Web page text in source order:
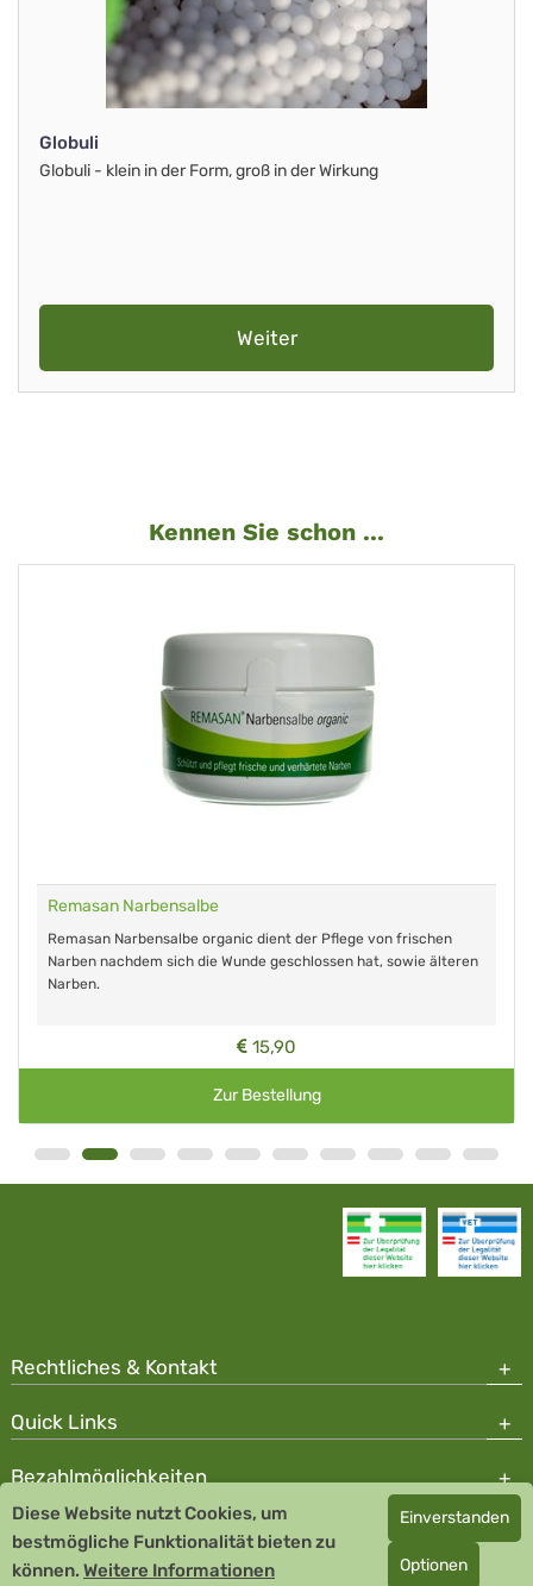
Globuli
Globuli - klein in der Form, groß in der Wirkung
Weiter
Kennen Sie schon ...
Remasan Narbensalbe
Remasan Narbensalbe organic dient der Pflege von frischen
Narben nachdem sich die Wunde geschlossen hat, sowie älteren
Narben.
15,90
Zur Bestellung
Rechtliches & Kontakt
Quick Links
Bezahlmöglichkeiten
Copyright © 2026 Team Santé Salvator Apotheke
Remedia Homöopathie GmbH GMP zertifizierter Arzneihersteller
Diese Website nutzt Cookies, um
bestmögliche Funktionalität bieten zu
können. Weitere Informationen
Einverstanden
Optionen